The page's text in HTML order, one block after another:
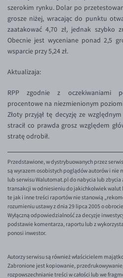
szerokim rynku. Dolar po
grosze niżej, wracając do punktu
zaatakować 4,70 zł, jednak szybko
Obecnie jest wyceniane ponad 2,5
wsparcie przy 5,24 zł.
Aktualizaja:
RPP zgodnie z oczekiwaniami
procentowe na niezmienionym
Złoty przyjął tę decyzję ze
stracił co prawda grosz względem
stratę odrobił.
Przedstawione, w dystrybuowanych przez
są wyrazem osobistych poglądów autorów i
lub serwisu Walutomat.pl do nabycia lub
transakcji w odniesieniu do jakichkolwiek
te jak i inne treści raportów nie stanowią
rozumieniu ustawy z dnia 29 lipca 2005 o
Wyłączną odpowiedzialność za decyzje
podstawie komentarza, raportu lub z
ponosi inwestor.
Autorzy serwisu są również właścicielem
Zabronione jest kopiowanie,
rozpowszechnianie treści w całości lub we